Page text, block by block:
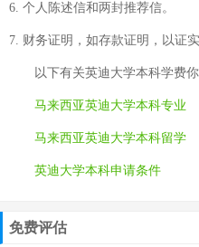
6. 个人陈述信和两封推荐信。
7. 财务证明，如存款证明，以证
以下有关英迪大学本科学费
马来西亚英迪大学本科专业
马来西亚英迪大学本科留学
英迪大学本科申请条件
免费评估